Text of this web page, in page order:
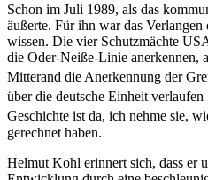
Schon im Juli 1989, als das
äußerte. Für ihn war das
wissen. Die vier Schutzmächte
die Oder-Neiße-Linie anerkennen,
Mitterand die Anerkennung der
über die deutsche Einheit
Geschichte ist da, ich nehme sie,
gerechnet haben.
Helmut Kohl erinnert sich, dass er